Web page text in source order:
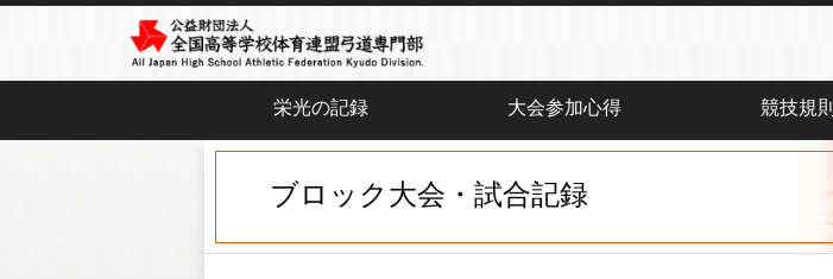
栄光の記録 大会参加心得 競技規則
ブロック大会・試合記録